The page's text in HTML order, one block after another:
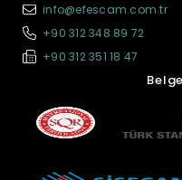
info@efescam.com.tr
+90 312 348 89 72
+90 312 351 18 47